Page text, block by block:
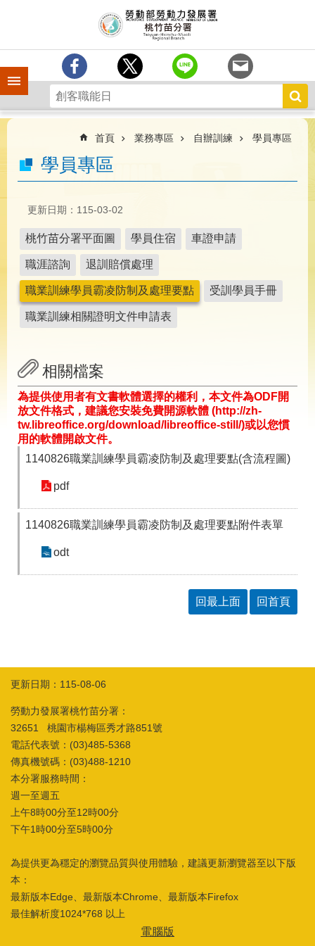
手機側欄
簡
訊
中
業
務
為
務
宣
專
相
關
網
站
檔
常
見
問
答
雙
語
詞
彙
RSS
隱
私
權
及
安
全
策
政
府
網
站
資
料
放
宣
告
聯
首頁 業務專區 自辦訓練 學員專區
學員專區
更新日期：115-03-02
桃竹苗分署平面圖 學員住宿 車證申請
職涯諮詢 退訓賠償處理
職業訓練學員霸凌防制及處理要點 受訓學員手冊
職業訓練相關證明文件申請表
相關檔案
為提供使用者有文書軟體選擇的權利，本文件為ODF開
放文件格式，建議您安裝免費開源軟體 (http://zh-
tw.libreoffice.org/download/libreoffice-still/)或以您慣
用的軟體開啟文件。
1140826職業訓練學員霸凌防制及處理要點(含流程圖)
pdf
1140826職業訓練學員霸凌防制及處理要點附件表單
odt
回最上面 回首頁
更新日期：115-08-06
勞動力發展署桃竹苗分署：
32651 桃園市楊梅區秀才路851號
電話代表號：(03)485-5368
傳真機號碼：(03)488-1210
本分署服務時間：
週一至週五
上午8時00分至12時00分
下午1時00分至5時00分
為提供更為穩定的瀏覽品質與使用體驗，建議更新瀏覽器至以下版
本：
最新版本Edge、最新版本Chrome、最新版本Firefox
最佳解析度1024*768 以上
電腦版